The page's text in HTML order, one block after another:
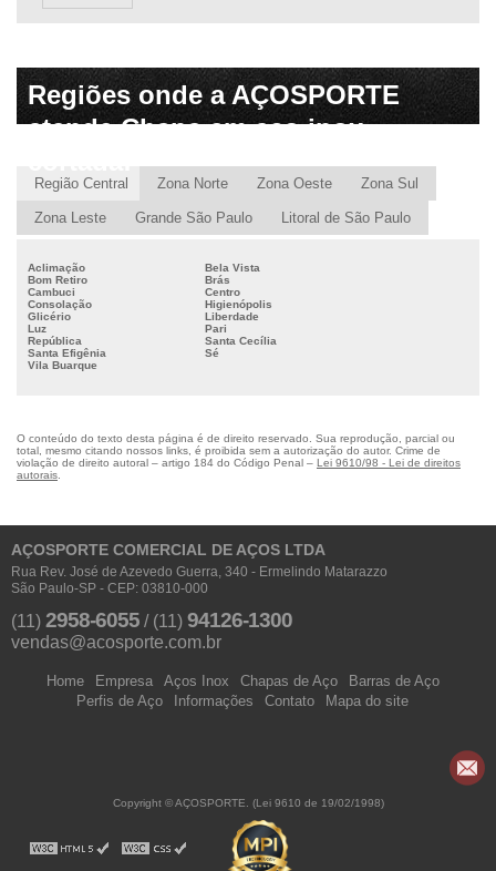
Regiões onde a AÇOSPORTE
atende Chapa em aço inox
Região Central Zona Norte Zona Oeste Zona Sul
Zona Leste Grande São Paulo Litoral de São Paulo
Aclimação
Bela Vista
Bom Retiro
Brás
Cambuci
Centro
Consolação
Higienópolis
Glicério
Liberdade
Luz
Pari
República
Santa Cecília
Santa Efigênia
Sé
Vila Buarque
O conteúdo do texto desta página é de direito reservado. Sua reprodução, parcial ou
total, mesmo citando nossos links, é proibida sem a autorização do autor. Crime de
violação de direito autoral – artigo 184 do Código Penal – Lei 9610/98 - Lei de direitos
autorais.
AÇOSPORTE COMERCIAL DE AÇOS LTDA
Rua Rev. José de Azevedo Guerra, 340 - Ermelindo Matarazzo
São Paulo-SP - CEP: 03810-000
(11) 2958-6055 / (11) 94126-1300
vendas@acosporte.com.br
Home Empresa Aços Inox Chapas de Aço
Barras de Aço
Perfis de Aço
Informações Contato Mapa do site
Copyright © AÇOSPORTE. (Lei 9610 de 19/02/1998)